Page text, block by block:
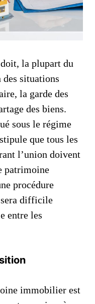
la plupart du
situations
la garde des
des biens.
sous le régime
que tous les
l’union doivent
patrimoine
procédure
difficile
entre les
immobilier est